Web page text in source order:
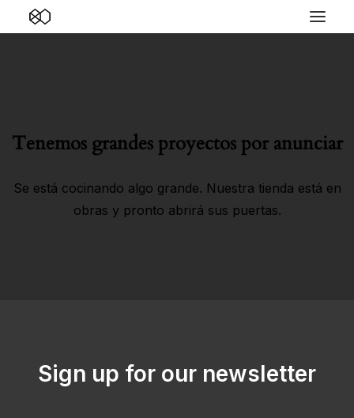
Tenemos grandes proyectos por anunciar
Se está cocinando algo grande. Nuestra tienda está en
obras y pronto abrirá sus puertas.
Sign up for our newsletter